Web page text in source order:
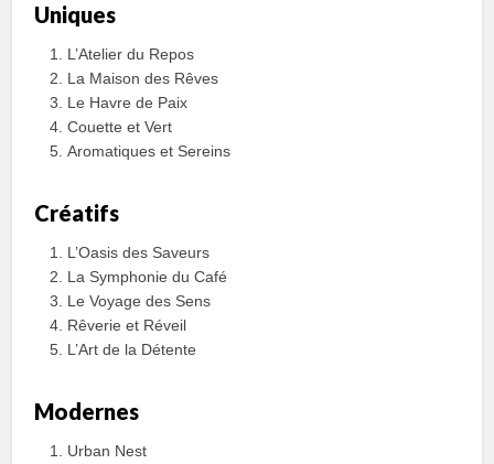
Uniques
L’Atelier du Repos
La Maison des Rêves
Le Havre de Paix
Couette et Vert
Aromatiques et Sereins
Créatifs
L’Oasis des Saveurs
La Symphonie du Café
Le Voyage des Sens
Rêverie et Réveil
L’Art de la Détente
Modernes
Urban Nest